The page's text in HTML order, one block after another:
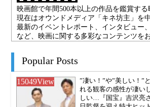
映画館で年間500本以上の作品を鑑賞する
現在はオウンドメディア「キネ坊主」を
最新のイベントレポート、インタビュー
など、映画に関する多彩なコンテンツを
Popular Posts
15049View
”凄い！”や”美しい！”
れる観客の感性が凄い
しい…『国宝』吉沢亮